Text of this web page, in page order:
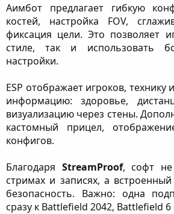
Аимбот предлагает гибкую
костей, настройка FOV,
фиксация цели. Это позволяет
стиле, так и использовать
настройки.
ESP отображает игроков,
информацию: здоровье,
визуализацию через стены.
кастомный прицел,
конфигов.
Благодаря StreamProof, софт не
стримах и записях, а
безопасность. Важно: одна
сразу к Battlefield 2042, Battlefield 6